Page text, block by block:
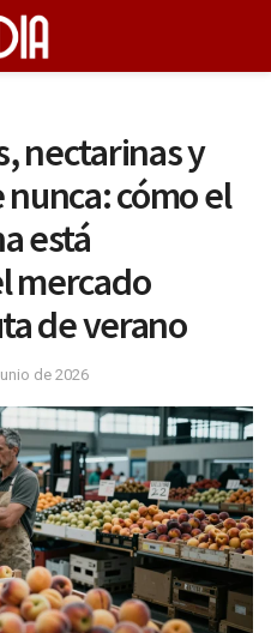
nectarinas y
cómo el
está
mercado
de verano
de 2026